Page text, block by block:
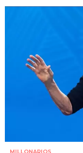
MILLONARIOS